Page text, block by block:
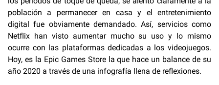
población a permanecer en casa y el entretenimiento
digital fue obviamente demandado. Así, servicios como
Netflix han visto aumentar mucho su uso y lo mismo
ocurre con las plataformas dedicadas a los videojuegos.
Hoy, es la Epic Games Store la que hace un balance de su
año 2020 a través de una infografía llena de reflexiones.